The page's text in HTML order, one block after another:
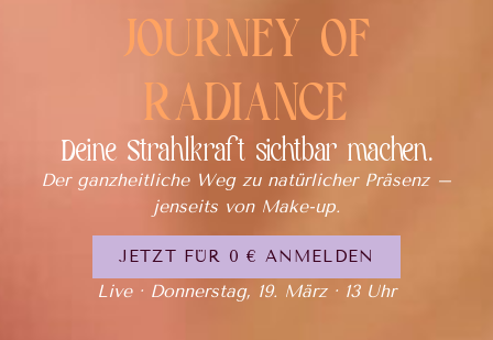
JOURNEY OF
RADIANCE
Deine Strahlkraft sichtbar machen.
Der ganzheitliche Weg zu natürlicher Präsenz –
jenseits von Make-up.
JETZT FÜR 0 € ANMELDEN
Live · Donnerstag, 19. März · 13 Uhr